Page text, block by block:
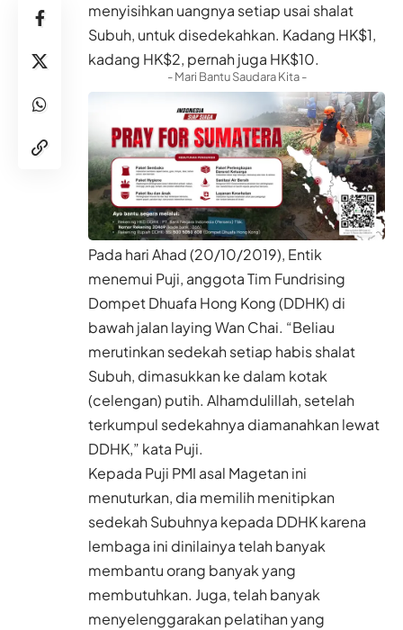
menyisihkan uangnya setiap usai shalat
Subuh, untuk disedekahkan. Kadang HK$1,
kadang HK$2, pernah juga HK$10.
- Mari Bantu Saudara Kita -
Pada hari Ahad (20/10/2019), Entik
menemui Puji, anggota Tim Fundrising
Dompet Dhuafa Hong Kong (DDHK) di
bawah jalan laying Wan Chai. “Beliau
merutinkan sedekah setiap habis shalat
Subuh, dimasukkan ke dalam kotak
(celengan) putih. Alhamdulillah, setelah
terkumpul sedekahnya diamanahkan lewat
DDHK,” kata Puji.
Kepada Puji PMI asal Magetan ini
menuturkan, dia memilih menitipkan
sedekah Subuhnya kepada DDHK karena
lembaga ini dinilainya telah banyak
membantu orang banyak yang
membutuhkan. Juga, telah banyak
menyelenggarakan pelatihan yang